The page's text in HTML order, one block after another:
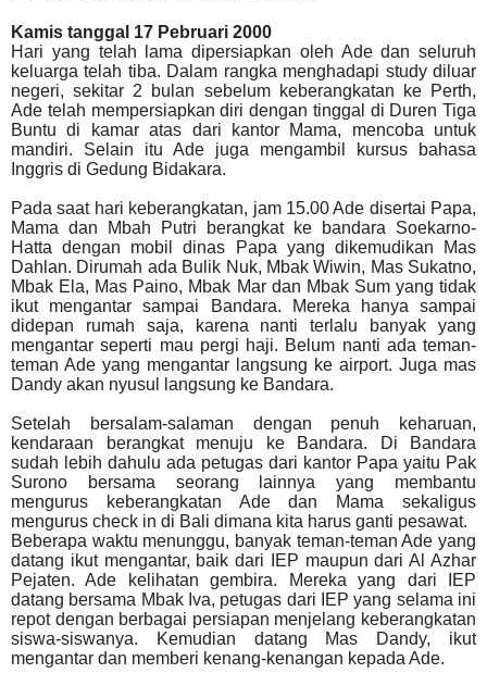
Kamis tanggal 17 Pebruari 2000
Hari yang telah lama dipersiapkan oleh Ade dan seluruh
keluarga telah tiba. Dalam rangka menghadapi study diluar
negeri, sekitar 2 bulan sebelum keberangkatan ke Perth,
Ade telah mempersiapkan diri dengan tinggal di Duren Tiga
Buntu di kamar atas dari kantor Mama, mencoba untuk
mandiri. Selain itu Ade juga mengambil kursus bahasa
Inggris di Gedung Bidakara.
Pada saat hari keberangkatan, jam 15.00 Ade disertai Papa,
Mama dan Mbah Putri berangkat ke bandara Soekarno-
Hatta dengan mobil dinas Papa yang dikemudikan Mas
Dahlan. Dirumah ada Bulik Nuk, Mbak Wiwin, Mas Sukatno,
Mbak Ela, Mas Paino, Mbak Mar dan Mbak Sum yang tidak
ikut mengantar sampai Bandara. Mereka hanya sampai
didepan rumah saja, karena nanti terlalu banyak yang
mengantar seperti mau pergi haji. Belum nanti ada teman-
teman Ade yang mengantar langsung ke airport. Juga mas
Dandy akan nyusul langsung ke Bandara.
Setelah bersalam-salaman dengan penuh keharuan,
kendaraan berangkat menuju ke Bandara. Di Bandara
sudah lebih dahulu ada petugas dari kantor Papa yaitu Pak
Surono bersama seorang lainnya yang membantu
mengurus keberangkatan Ade dan Mama sekaligus
mengurus check in di Bali dimana kita harus ganti pesawat.
Beberapa waktu menunggu, banyak teman-teman Ade yang
datang ikut mengantar, baik dari IEP maupun dari Al Azhar
Pejaten. Ade kelihatan gembira. Mereka yang dari IEP
datang bersama Mbak Iva, petugas dari IEP yang selama ini
repot dengan berbagai persiapan menjelang keberangkatan
siswa-siswanya. Kemudian datang Mas Dandy, ikut
mengantar dan memberi kenang-kenangan kepada Ade.